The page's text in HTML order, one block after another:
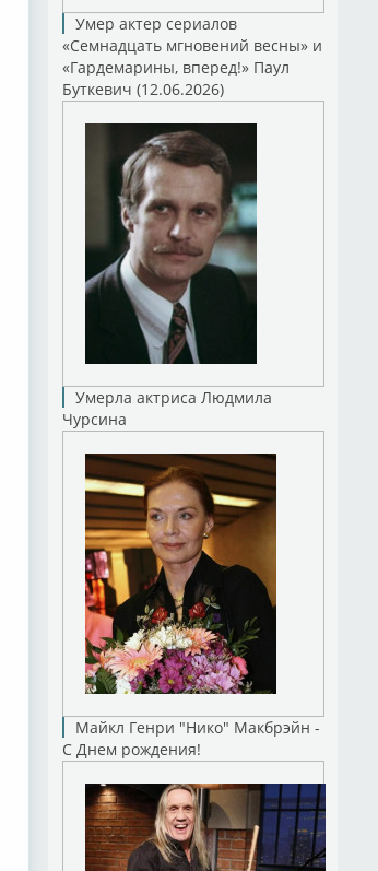
Умер актер сериалов
«Семнадцать мгновений весны» и
«Гардемарины, вперед!» Паул
Буткевич (12.06.2026)
Умерла актриса Людмила
Чурсина
Майкл Генри "Нико" Макбрэйн -
С Днем рождения!